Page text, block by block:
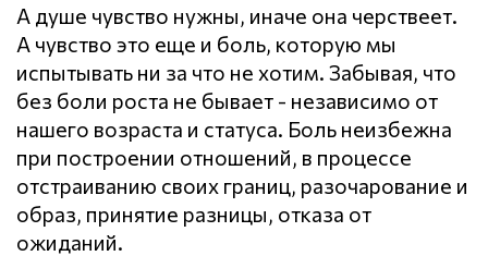
А душе чувство нужны, иначе она черствеет.
А чувство это еще и боль, которую мы
испытывать ни за что не хотим. Забывая, что
без боли роста не бывает - независимо от
нашего возраста и статуса. Боль неизбежна
при построении отношений, в процессе
отстраиванию своих границ, разочарование и
образ, принятие разницы, отказа от
ожиданий.